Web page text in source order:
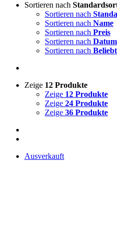
Sortieren nach
Sortieren nach
Sortieren nach Name
Sortieren nach Preis
Sortieren nach Datum
Sortieren nach
Zeige 12 Produkte
Zeige 12 Produkte
Zeige 24 Produkte
Zeige 36 Produkte
Ausverkauft